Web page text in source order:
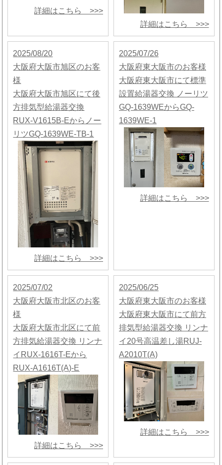
詳細はこちら >>>
詳細はこちら >>>
2025/08/20
大阪府大阪市旭区のお客
様
大阪府大阪市旭区にて後
方排気型給湯器交換
RUX-V1615B-Eからノー
リツGQ-1639WE-TB-1
詳細はこちら >>>
2025/07/26
大阪府東大阪市のお客様
大阪府東大阪市にて標準
設置給湯器交換 ノーリツ
GQ-1639WEからGQ-
1639WE-1
詳細はこちら >>>
2025/07/02
大阪府大阪市北区のお客
様
大阪府大阪市北区にて前
方排気給湯器交換 リンナ
イRUX-1616T-Eから
RUX-A1616T(A)-E
詳細はこちら >>>
2025/06/25
大阪府東大阪市のお客様
大阪府東大阪市にて前方
排気型給湯器交換 リンナ
イ20号高温差し湯RUJ-
A2010T(A)
詳細はこちら >>>